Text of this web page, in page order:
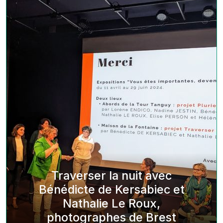
Traverser la nuit avec
Bénédicte de Kersabiec et
Nathalie Le Roux,
photographes de Brest